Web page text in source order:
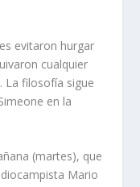
evitaron hurgar
cualquier
filosofía sigue
en la
(martes), que
Mario